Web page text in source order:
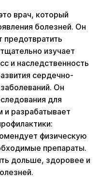
врач, который
болезней. Он
предотвратить
изучает
и наследственность
сердечно-
Он
для
и разрабатывает
физическую
препараты.
дольше, здоровее и